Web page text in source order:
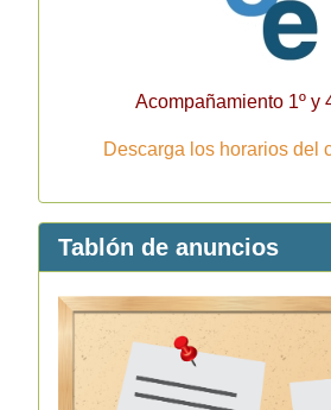
Acompañamiento 1º y
Descarga los horarios del
Tablón de anuncios